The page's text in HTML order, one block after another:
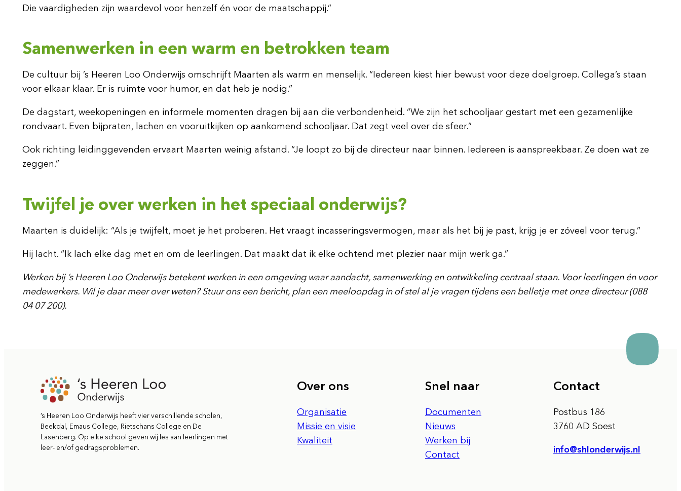
Die vaardigheden zijn waardevol voor henzelf én voor de maatschappij.”
Samenwerken in een warm en betrokken team
De cultuur bij ’s Heeren Loo Onderwijs omschrijft Maarten als warm en menselijk. “Iedereen kiest hier bewust voor deze doelgroep. Collega’s staan
voor elkaar klaar. Er is ruimte voor humor, en dat heb je nodig.”
De dagstart, weekopeningen en informele momenten dragen bij aan die verbondenheid. “We zijn het schooljaar gestart met een gezamenlijke
rondvaart. Even bijpraten, lachen en vooruitkijken op aankomend schooljaar. Dat zegt veel over de sfeer.”
Ook richting leidinggevenden ervaart Maarten weinig afstand. “Je loopt zo bij de directeur naar binnen. Iedereen is aanspreekbaar. Ze doen wat ze
zeggen.”
Twijfel je over werken in het speciaal onderwijs?
Maarten is duidelijk: “Als je twijfelt, moet je het proberen. Het vraagt incasseringsvermogen, maar als het bij je past, krijg je er zóveel voor terug.”
Hij lacht. “Ik lach elke dag met en om de leerlingen. Dat maakt dat ik elke ochtend met plezier naar mijn werk ga.”
Werken bij ’s Heeren Loo Onderwijs betekent werken in een omgeving waar aandacht, samenwerking en ontwikkeling centraal staan. Voor leerlingen én voor
medewerkers. Wil je daar meer over weten? Stuur ons een bericht, plan een meeloopdag in of stel al je vragen tijdens een belletje met onze directeur (088
04 07 200).
Over ons
Organisatie
Missie en visie
Kwaliteit
Snel naar
Documenten
Nieuws
Werken bij
Contact
Contact
Postbus 186
3760 AD Soest
info@shlonderwijs.nl
’s Heeren Loo Onderwijs heeft vier verschillende scholen,
Beekdal, Emaus College, Rietschans College en De
Lasenberg. Op elke school geven wij les aan leerlingen met
leer- en/of gedragsproblemen.